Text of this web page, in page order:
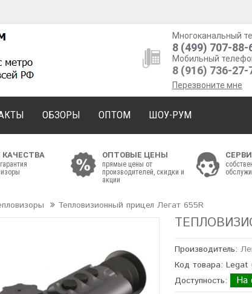
Многоканальный
8 (499) 707-88-
Мобильный
8 (916) 736-27-
Перезвоните мне
ОБЗОРЫ ОПТОМ ШОУ-РУМ
КАЧЕСТВА ОПТОВЫЕ ЦЕНЫ
прямые цены от
производителей, скидки и
акции
Тепловизионный прицел Легат 655R
Производитель:
Код товара: Legat
Доступность:
На